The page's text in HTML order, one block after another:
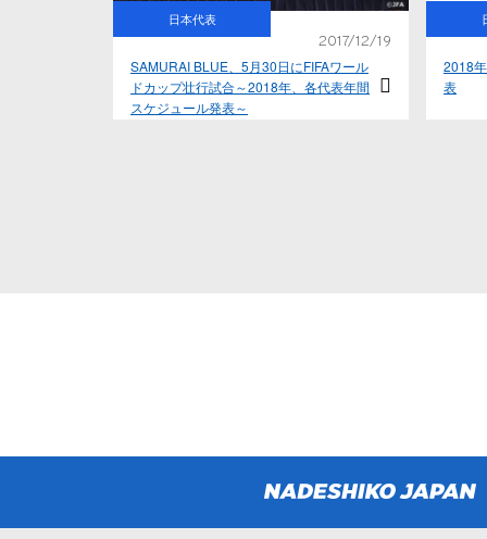
日本代表
2017/12/19
SAMURAI BLUE、5月30日にFIFAワール
ドカップ壮行試合～2018年、各代表年間
スケジュール発表～
2018
表